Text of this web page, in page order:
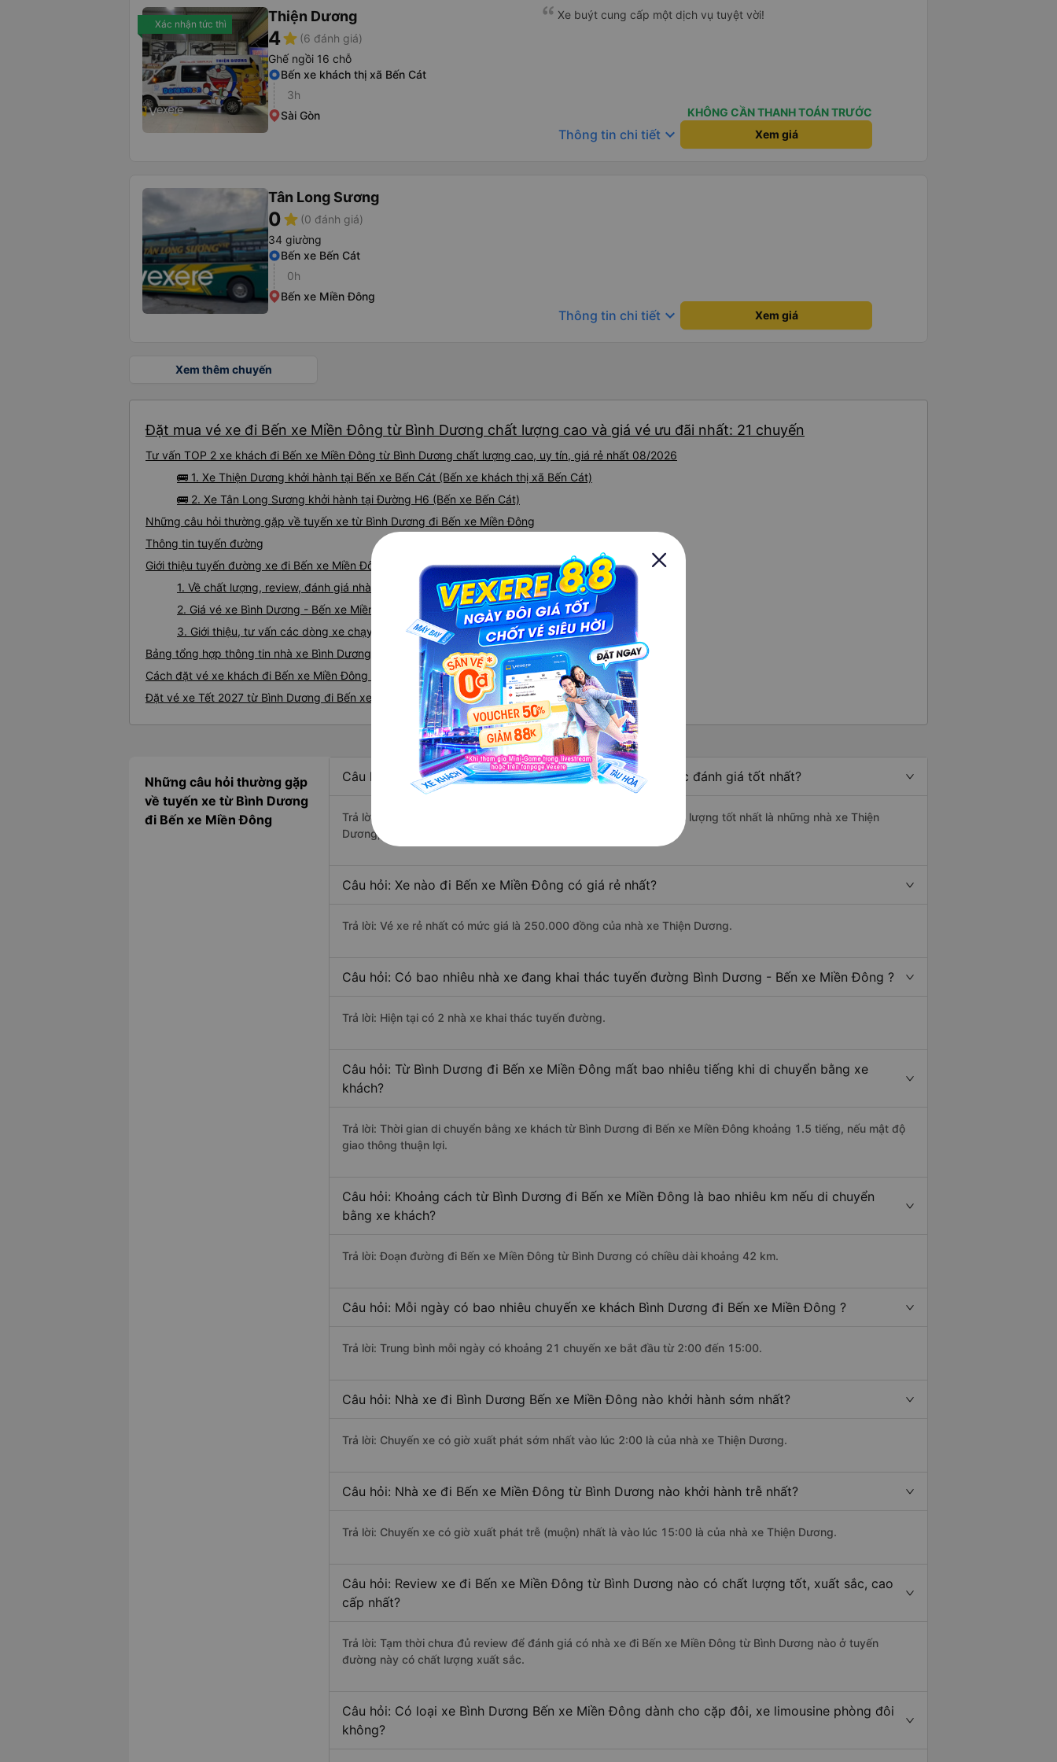
Xác nhận tức thì Thiện Dương
4star (6 đánh giá)
Ghế ngồi 16 chỗ
Bến xe khách thị xã Bến Cát
3h
Sài Gòn
Xe buýt cung cấp một dịch vụ tuyệt vời!
KHÔNG CẦN THANH TOÁN TRƯỚC
Thông tin chi tiết keyboard_arrow_down Xem giá
Tân Long Sương
0star (0 đánh giá)
34 giường
Bến xe Bến Cát
0h
Bến xe Miền Đông
Thông tin chi tiết keyboard_arrow_down Xem giá
Xem thêm chuyến
Đặt mua vé xe đi Bến xe Miền Đông từ Bình Dương chất lượng cao và giá vé ưu đãi nhất: 21 chuyến
Tư vấn TOP 2 xe khách đi Bến xe Miền Đông từ Bình Dương chất lượng cao, uy tín, giá rẻ nhất 08/2026
🚌 1. Xe Thiện Dương khởi hành tại Bến xe Bến Cát (Bến xe khách thị xã Bến Cát)
🚌 2. Xe Tân Long Sương khởi hành tại Đường H6 (Bến xe Bến Cát)
Những câu hỏi thường gặp về tuyến xe từ Bình Dương đi Bến xe Miền Đông
Thông tin tuyến đường
Giới thiệu tuyến đường xe đi Bến xe Miền Đông từ Bình Dương
1. Về chất lượng, review, đánh giá nhà xe Bình Dương Bến xe Miền Đông
2. Giá vé xe Bình Dương - Bến xe Miền Đông
3. Giới thiệu, tư vấn các dòng xe chạy tuyến đường Bình Dương đi Bến xe Miền Đông
Bảng tổng hợp thông tin nhà xe Bình Dương - Bến xe Miền Đông
Cách đặt vé xe khách đi Bến xe Miền Đông từ Bình Dương nhanh và uy tín nhất
Đặt vé xe Tết 2027 từ Bình Dương đi Bến xe Miền Đông
Những câu hỏi thường gặp
về tuyến xe từ Bình Dương
đi Bến xe Miền Đông
Câu hỏi: Nhà xe đi Bến xe Miền Đông từ Bình Dương được đánh giá tốt nhất?
Trả lời: Xe đi Bến xe Miền Đông từ Bình Dương được đánh giá chất lượng tốt nhất là những nhà xe Thiện
Dương, Tân Long Sương.
Câu hỏi: Xe nào đi Bến xe Miền Đông có giá rẻ nhất?
Trả lời: Vé xe rẻ nhất có mức giá là 250.000 đồng của nhà xe Thiện Dương.
Câu hỏi: Có bao nhiêu nhà xe đang khai thác tuyến đường Bình Dương - Bến xe Miền Đông ?
Trả lời: Hiện tại có 2 nhà xe khai thác tuyến đường.
Câu hỏi: Từ Bình Dương đi Bến xe Miền Đông mất bao nhiêu tiếng khi di chuyển bằng xe
khách?
Trả lời: Thời gian di chuyển bằng xe khách từ Bình Dương đi Bến xe Miền Đông khoảng 1.5 tiếng, nếu mật độ
giao thông thuận lợi.
Câu hỏi: Khoảng cách từ Bình Dương đi Bến xe Miền Đông là bao nhiêu km nếu di chuyển
bằng xe khách?
Trả lời: Đoạn đường đi Bến xe Miền Đông từ Bình Dương có chiều dài khoảng 42 km.
Câu hỏi: Mỗi ngày có bao nhiêu chuyến xe khách Bình Dương đi Bến xe Miền Đông ?
Trả lời: Trung bình mỗi ngày có khoảng 21 chuyến xe bắt đầu từ 2:00 đến 15:00.
Câu hỏi: Nhà xe đi Bình Dương Bến xe Miền Đông nào khởi hành sớm nhất?
Trả lời: Chuyến xe có giờ xuất phát sớm nhất vào lúc 2:00 là của nhà xe Thiện Dương.
Câu hỏi: Nhà xe đi Bến xe Miền Đông từ Bình Dương nào khởi hành trễ nhất?
Trả lời: Chuyến xe có giờ xuất phát trễ (muộn) nhất là vào lúc 15:00 là của nhà xe Thiện Dương.
Câu hỏi: Review xe đi Bến xe Miền Đông từ Bình Dương nào có chất lượng tốt, xuất sắc, cao
cấp nhất?
Trả lời: Tạm thời chưa đủ review để đánh giá có nhà xe đi Bến xe Miền Đông từ Bình Dương nào ở tuyến
đường này có chất lượng xuất sắc.
Câu hỏi: Có loại xe Bình Dương Bến xe Miền Đông dành cho cặp đôi, xe limousine phòng đôi
không?